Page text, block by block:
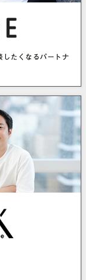
したくなるパートナ